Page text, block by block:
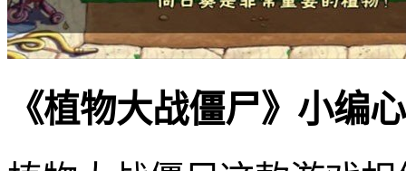
《植物大战僵尸》小编